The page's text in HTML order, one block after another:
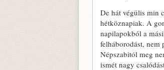
De hát végülis min
hétköznapiak. A
napilapokból a
felháborodást, nem
Népszabitól meg
ismét nagy